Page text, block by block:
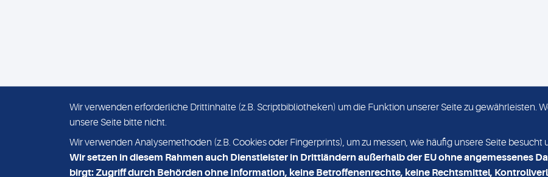
IMPRESSUM
Wir verwenden erforderliche Drittinhalte (z.B. Scriptbibliotheken) um die Funktion unserer Seite zu gewährleisten.
unsere Seite bitte nicht.
Wir verwenden Analysemethoden (z.B. Cookies oder Fingerprints), um zu messen, wie häufig unsere Seite besucht
Wir setzen in diesem Rahmen auch Dienstleister in Drittländern außerhalb der EU ohne angemessenes
birgt: Zugriff durch Behörden ohne Information, keine Betroffenenrechte, keine Rechtsmittel,